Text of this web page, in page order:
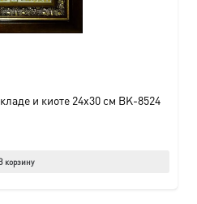
и киоте 24х30 см BK-8524
В корзину